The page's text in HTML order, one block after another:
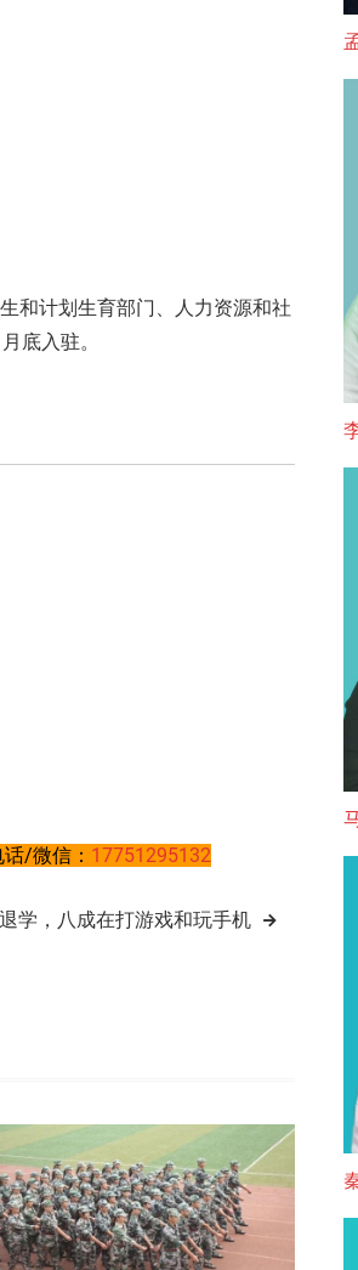
和计划生育部门、人力资源和社
底入驻。
/微信： 17751295132
学，八成在打游戏和玩手机